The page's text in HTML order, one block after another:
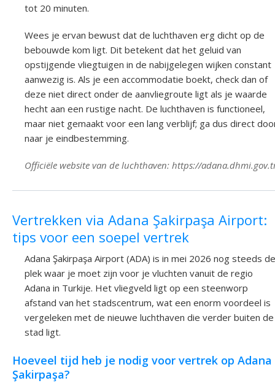
tot 20 minuten.
Wees je ervan bewust dat de luchthaven erg dicht op de
bebouwde kom ligt. Dit betekent dat het geluid van
opstijgende vliegtuigen in de nabijgelegen wijken constant
aanwezig is. Als je een accommodatie boekt, check dan of
deze niet direct onder de aanvliegroute ligt als je waarde
hecht aan een rustige nacht. De luchthaven is functioneel,
maar niet gemaakt voor een lang verblijf; ga dus direct
naar je eindbestemming.
Officiële website van de luchthaven: https://
Vertrekken via Adana Şakirpaşa Airport:
tips voor een soepel vertrek
Adana Şakirpaşa Airport (ADA) is in mei 2026 nog steeds de
plek waar je moet zijn voor je vluchten vanuit de regio
Adana in Turkije. Het vliegveld ligt op een steenworp
afstand van het stadscentrum, wat een enorm voordeel is
vergeleken met de nieuwe luchthaven die verder buiten de
stad ligt.
Hoeveel tijd heb je nodig voor vertrek op Adana
Şakirpaşa?